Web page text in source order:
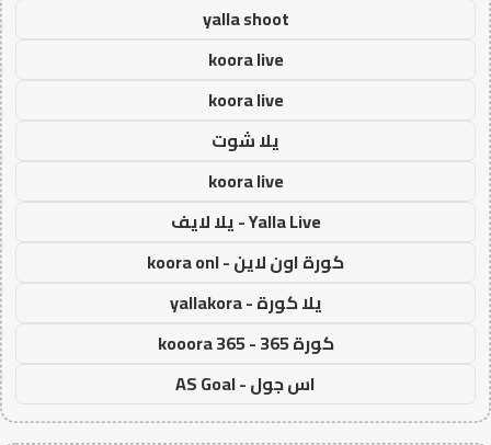
yalla shoot
koora live
koora live
يلا شوت
koora live
Yalla Live - يلا لايف
كورة اون لاين - koora onl
يلا كورة - yallakora
كورة 365 - kooora 365
اس جول - AS Goal